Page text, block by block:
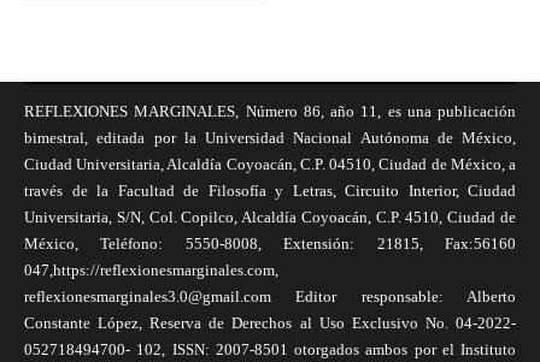
REFLEXIONES MARGINALES, Número 86, año 11, es una publicación
bimestral, editada por la Universidad Nacional Autónoma de México,
Ciudad Universitaria, Alcaldía Coyoacán, C.P. 04510, Ciudad de México, a
través de la Facultad de Filosofía y Letras, Circuito Interior, Ciudad
Universitaria, S/N, Col. Copilco, Alcaldía Coyoacán, C.P. 4510, Ciudad de
México, Teléfono: 5550-8008, Extensión: 21815, Fax:56160
047,https://reflexionesmarginales.com,
reflexionesmarginales3.0@gmail.com Editor responsable: Alberto
Constante López, Reserva de Derechos al Uso Exclusivo No. 04-2022-
052718494700- 102, ISSN: 2007-8501 otorgados ambos por el Instituto